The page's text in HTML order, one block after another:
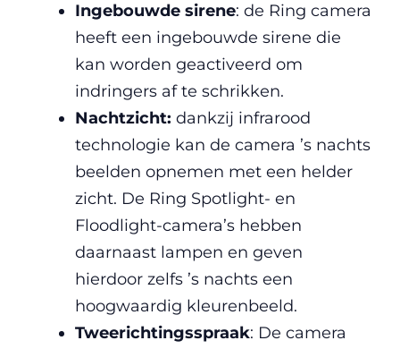
Ingebouwde sirene: de Ring camera
heeft een ingebouwde sirene die
kan worden geactiveerd om
indringers af te schrikken.
Nachtzicht: dankzij infrarood
technologie kan de camera ’s nachts
beelden opnemen met een helder
zicht. De Ring Spotlight- en
Floodlight-camera’s hebben
daarnaast lampen en geven
hierdoor zelfs ’s nachts een
hoogwaardig kleurenbeeld.
Tweerichtingsspraak: De camera